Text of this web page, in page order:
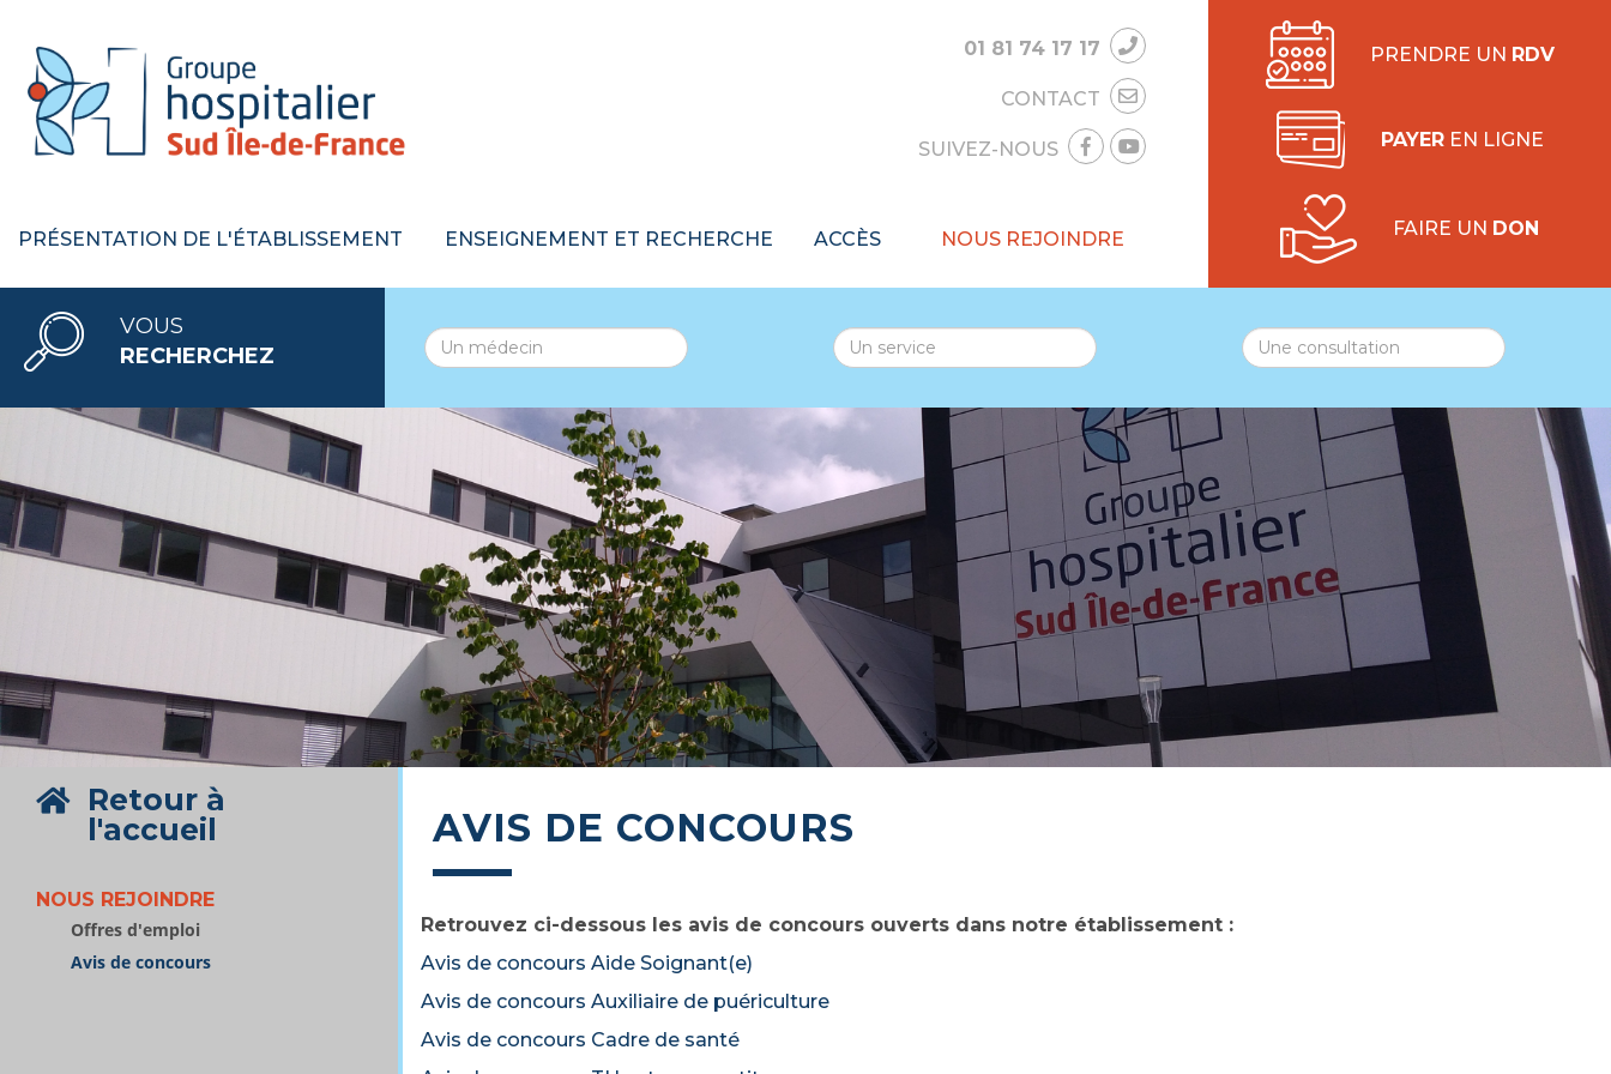
PRENDRE UN RDV
PAYEREN LIGNE
FAIRE UN DON
01 81 74 17 17
CONTACT
SUIVEZ-NOUS
PRÉSENTATION DE L'ÉTABLISSEMENT ENSEIGNEMENT ET RECHERCHE ACCÈS NOUS REJOINDRE
VOUS
RECHERCHEZ
Retour à
l'accueil
NOUS REJOINDRE
Offres d'emploi
Avis de concours
AVIS DE CONCOURS
Retrouvez ci-dessous les avis de concours ouverts dans notre établissement :
Avis de concours Aide Soignant(e)
Avis de concours Auxiliaire de puériculture
Avis de concours Cadre de santé